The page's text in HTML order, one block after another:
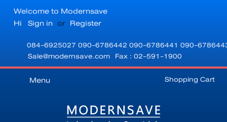
Welcome to Modernsave
Hi Sign in or Register
084-6925027 090-6786442 090-6786441 090-
Sale@modernsave.com Fax : 02-591-1900
Shopping Cart
Menu